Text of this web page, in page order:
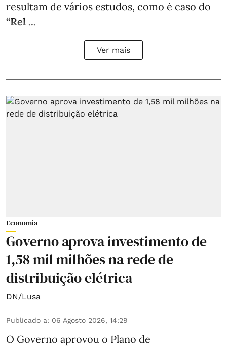
resultam de vários estudos, como é caso do
“Rel ...
Ver mais
Economia
Governo aprova investimento de
1,58 mil milhões na rede de
distribuição elétrica
DN/Lusa
Publicado a: 06 Agosto 2026, 14:29
O Governo aprovou o Plano de